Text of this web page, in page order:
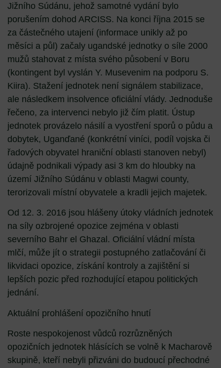
Jižního Súdánu, jehož samotné vydání bylo
porušením dohod ARCISS. Na konci října 2015 se
za částečného utajení (informace unikly až po
měsíci a půl) začaly ugandské jednotky o síle 2000
mužů stahovat z místa svého působení v Boru
(kontingent byl vyslán Y. Musevenim na podporu S.
Kiira). Stažení jednotek není signálem stabilizace,
ale následkem insolvence oficiální vlády. Jednoduše
řečeno, za intervenci nebylo již čím platit. Ústup
jednotek provázelo násilí a vyostření sporů o půdu a
dobytek, Uganďané (konkrétní viníci, podíl vojska či
řadových obyvatel hraniční oblasti stanoven nebyl)
údajně podnikali výpady asi 3 km do hloubky na
území Jižního Súdánu v oblasti Magwi county,
terorizovali místní obyvatele a kradli jejich majetek.
Od 12. 3. 2016 jsou hlášeny útoky vládních jednotek
na síly ozbrojené opozice zejména v oblasti
severního Bahr el Ghazal. Oficiální vládní místa
mlčí, může jít o strategii postupného zatlačování či
likvidaci opozice, získání kontroly a zajištění si
lepších pozic před rozhodující etapou politických
jednání.
Aktuální prohlášení opozičního hnutí
Roste nespokojenost vůdců rozrůzněných
opozičních jednotek hlásících se volně k Macharově
skupině, kteří nebyli přizváni do budoucí přechodné